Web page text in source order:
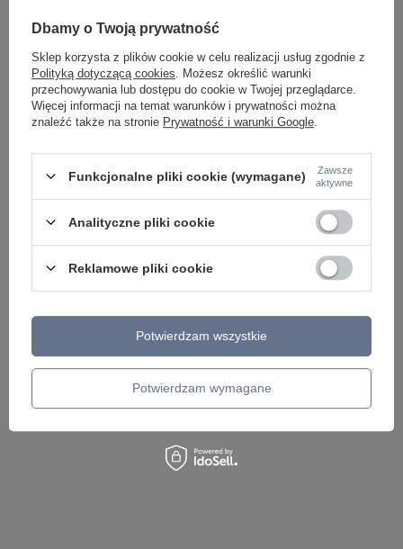
Z tej samej serii:
Czarna prostokątna wpuszczana oprawa schodowa
Biała prostokątna
zewnętrzna z
WH AZZARDO
235,00 zł / szt.
Dbamy o Twoją prywatność
Sklep korzysta z plików cookie w celu realizacji usług zgodnie z
Polityką dotyczącą cookies . Możesz określić warunki
przechowywania lub dostępu do cookie w Twojej przeglądarce.
Więcej informacji na temat warunków i prywatności można
znaleźć także na stronie Prywatność i warunki Google
Funkcjonalne pliki cookie (wymagane)
Zawsze
aktywne
Analityczne pliki cookie
Reklamowe pliki cookie
Potwierdzam wymagane
Potwierdzam wszystkie